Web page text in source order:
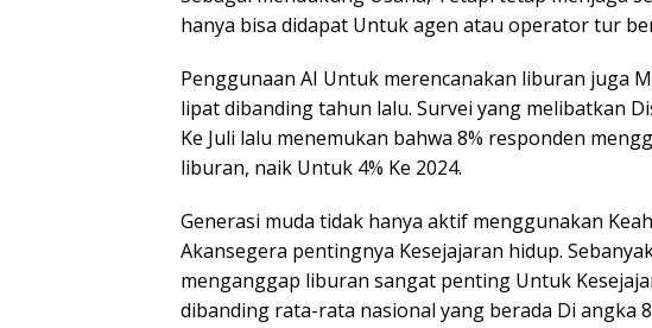
hanya bisa didapat Untuk agen atau operator tur
Penggunaan AI Untuk merencanakan liburan juga
lipat dibanding tahun lalu. Survei yang melibatkan
Ke Juli lalu menemukan bahwa 8% responden
liburan, naik Untuk 4% Ke 2024.
Generasi muda tidak hanya aktif menggunakan
Akansegera pentingnya Kesejajaran hidup.
menganggap liburan sangat penting Untuk
dibanding rata-rata nasional yang berada Di angka